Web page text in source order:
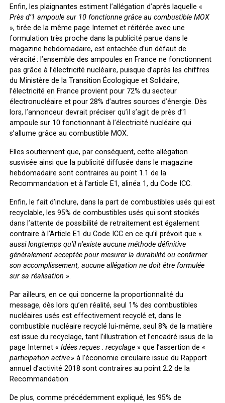
Enfin, les plaignantes estiment l’allégation d’après laquelle «
Près d’1 ampoule sur 10 fonctionne grâce au combustible MOX
», tirée de la même page Internet et réitérée avec une
formulation très proche dans la publicité parue dans le
magazine hebdomadaire, est entachée d’un défaut de
véracité : l’ensemble des ampoules en France ne fonctionnent
pas grâce à l’électricité nucléaire, puisque d’après les chiffres
du Ministère de la Transition Écologique et Solidaire,
l’électricité en France provient pour 72% du secteur
électronucléaire et pour 28% d’autres sources d’énergie. Dès
lors, l’annonceur devrait préciser qu’il s’agit de près d’1
ampoule sur 10 fonctionnant à l’électricité nucléaire qui
s’allume grâce au combustible MOX.
Elles soutiennent que, par conséquent, cette allégation
susvisée ainsi que la publicité diffusée dans le magazine
hebdomadaire sont contraires au point 1.1 de la
Recommandation et à l’article E1, alinéa 1, du Code ICC.
Enfin, le fait d’inclure, dans la part de combustibles usés qui est
recyclable, les 95% de combustibles usés qui sont stockés
dans l’attente de possibilité de retraitement est également
contraire à l’Article E1 du Code ICCen ce qu’il prévoit que «
aussi longtemps qu’il n’existe aucune méthode définitive
généralement acceptée pour mesurer la durabilité ou confirmer
son accomplissement, aucune allégation ne doit être formulée
sur sa réalisation ».
Par ailleurs, en ce qui concerne la proportionnalité du
message, dès lors qu’en réalité, seul 1% des combustibles
nucléaires usés est effectivement recyclé et, dans le
combustible nucléaire recyclé lui-même, seul 8% de la matière
est issue du recyclage, tant l’illustration et l’encadré issus de la
page Internet « Idées reçues : recyclage» que l’assertion de «
participation active» à l’économie circulaire issue du Rapport
annuel d’activité 2018 sont contraires au point 2.2 de la
Recommandation.
De plus, comme précédemment expliqué, les 95% de